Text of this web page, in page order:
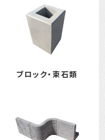
ブロック・束石類